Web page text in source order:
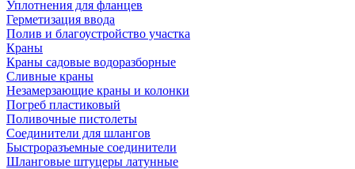
Уплотнения для фланцев
Герметизация ввода
Полив и благоустройство участка
Краны
Краны садовые водоразборные
Сливные краны
Незамерзающие краны и колонки
Погреб пластиковый
Поливочные пистолеты
Соединители для шлангов
Быстроразъемные соединители
Шланговые штуцеры латунные